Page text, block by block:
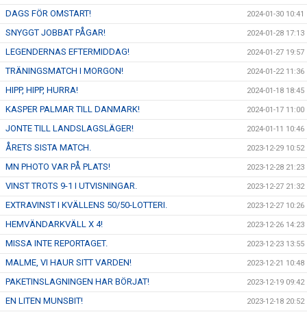
DAGS FÖR OMSTART! 2024-01-30 10:41
SNYGGT JOBBAT PÅGAR! 2024-01-28 17:13
LEGENDERNAS EFTERMIDDAG! 2024-01-27 19:57
TRÄNINGSMATCH I MORGON! 2024-01-22 11:36
HIPP, HIPP, HURRA! 2024-01-18 18:45
KASPER PALMAR TILL DANMARK! 2024-01-17 11:00
JONTE TILL LANDSLAGSLÄGER! 2024-01-11 10:46
ÅRETS SISTA MATCH. 2023-12-29 10:52
MN PHOTO VAR PÅ PLATS! 2023-12-28 21:23
VINST TROTS 9-1 I UTVISNINGAR. 2023-12-27 21:32
EXTRAVINST I KVÄLLENS 50/50-LOTTERI. 2023-12-27 10:26
HEMVÄNDARKVÄLL X 4! 2023-12-26 14:23
MISSA INTE REPORTAGET. 2023-12-23 13:55
MALME, VI HAUR SITT VARDEN! 2023-12-21 10:48
PAKETINSLAGNINGEN HAR BÖRJAT! 2023-12-19 09:42
EN LITEN MUNSBIT! 2023-12-18 20:52